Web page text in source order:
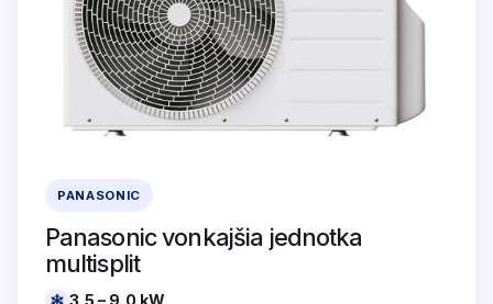
PANASONIC
Panasonic vonkajšia jednotka
multisplit
3,5 – 9,0 kW